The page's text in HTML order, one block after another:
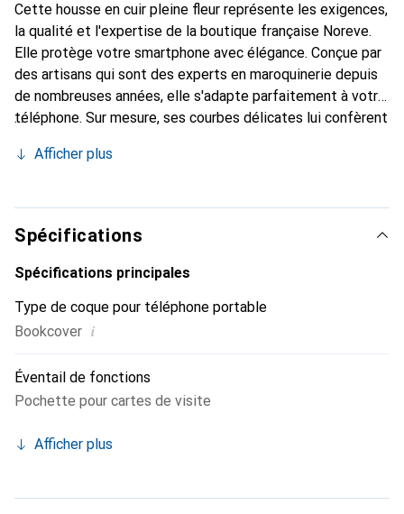
Cette housse en cuir pleine fleur représente les exigences,
la qualité et l'expertise de la boutique française Noreve.
Elle protège votre smartphone avec élégance. Conçue par
des artisans qui sont des experts en maroquinerie depuis
de nombreuses années, elle s'adapte parfaitement à votre
téléphone. Sur mesure, ses courbes délicates lui confèrent
et indispensable de votre smartphone. Reconnaître
marque Noreve est un choix sûr pour une clientèle
exigeante.
Afficher plus
Spécifications
Spécifications principales
Type de coque pour téléphone portable
Bookcover i
Éventail de fonctions
Pochette pour cartes de visite
Afficher plus